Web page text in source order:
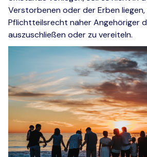
Verstorbenen oder der Erben liegen,
Pflichtteilsrecht naher Angehöriger
auszuschließen oder zu vereiteln.